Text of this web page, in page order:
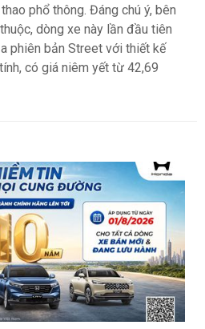
phổ thông. Đáng chú ý, bên
dòng xe này lần đầu tiên
phiên bản Street với thiết kế
có giá niêm yết từ 42,69